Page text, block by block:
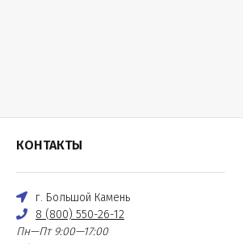
КОНТАКТЫ
г. Большой Камень
8 (800) 550-26-12
Пн—Пт 9:00—17:00